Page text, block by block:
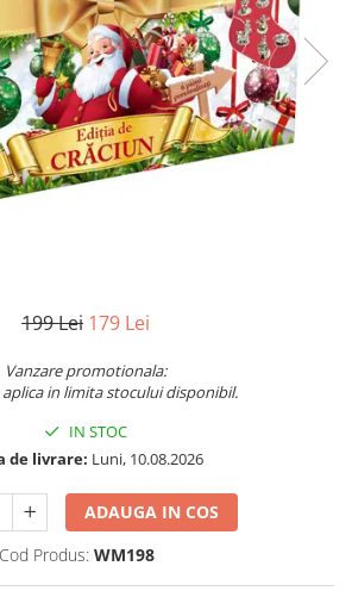
limba
societate
STEM
199 Lei 179 Lei
Vanzare promotionala:
aplica in limita stocului disponibil.
IN STOC
de livrare: Luni, 10.08.2026
ADAUGA IN COS
Cod Produs: WM198